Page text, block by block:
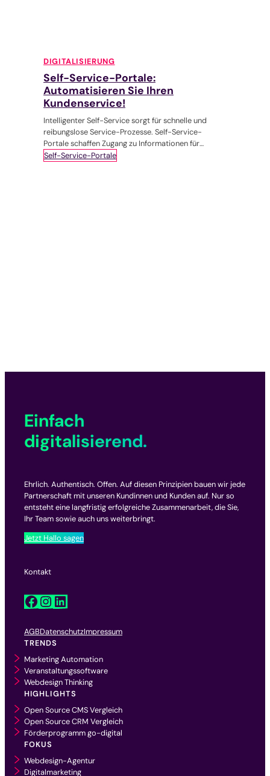
DIGITALISIERUNG
Self-Service-Portale:
Automatisieren Sie Ihren
Kundenservice!
Intelligenter Self-Service sorgt für schnelle und
reibungslose Service-Prozesse. Self-Service-
Portale schaffen Zugang zu Informationen für
Kund:innen und geben diesen Kontrolle und Einsicht
Self-Service-Portale
Einfach
digitalisierend.
Ehrlich. Authentisch. Offen. Auf diesen Prinzipien bauen wir jede
Partnerschaft mit unseren Kundinnen und Kunden auf. Nur so
entsteht eine langfristig erfolgreiche Zusammenarbeit, die Sie,
Ihr Team sowie auch uns weiterbringt.
Jetzt Hallo sagen
Kontakt
Facebook InstagramLinkedIn
AGBDatenschutzImpressum
TRENDS
Marketing Automation
Veranstaltungssoftware
Webdesign Thinking
HIGHLIGHTS
Open Source CMS Vergleich
Open Source CRM Vergleich
Förderprogramm go-digital
FOKUS
Webdesign-Agentur
Digitalmarketing